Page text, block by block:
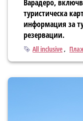
Варадеро,
туристическа
информация за
резервации.
Тагове
All inclusive